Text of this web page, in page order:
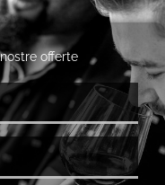
offerte